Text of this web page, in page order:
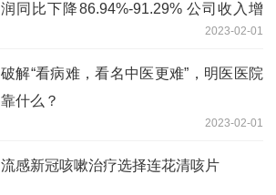
润同比下降86.94%-91.29% 公司收入增
2023-02-01
破解“看病难，看名中医更难”，明医医院
靠什么？
2023-02-01
流感新冠咳嗽治疗选择连花清咳片